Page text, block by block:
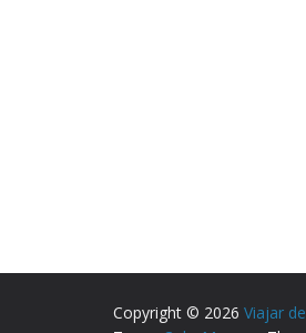
Copyright © 2026 Viajar